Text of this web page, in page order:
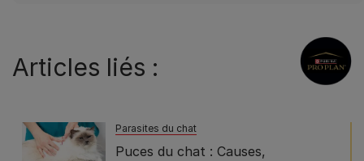
Articles liés :
Parasites du chat
Puces du chat : Causes,